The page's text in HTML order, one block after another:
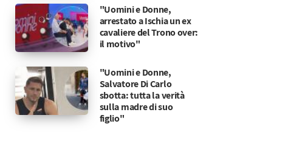
"Uomini e Donne,
arrestato a Ischia un ex
cavaliere del Trono over:
il motivo"
"Uomini e Donne,
Salvatore Di Carlo
sbotta: tutta la verità
sulla madre di suo
figlio"